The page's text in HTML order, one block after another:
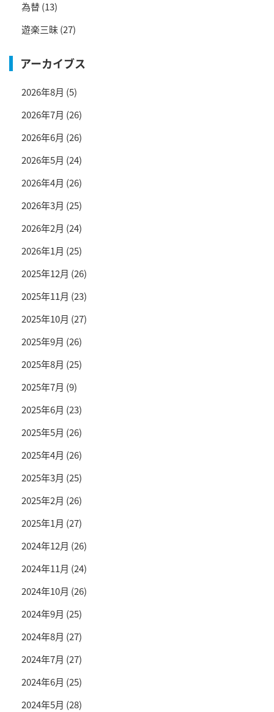
為替(13)
遊楽三昧(27)
アーカイブス
2026年8月 (5)
2026年7月 (26)
2026年6月 (26)
2026年5月 (24)
2026年4月 (26)
2026年3月 (25)
2026年2月 (24)
2026年1月 (25)
2025年12月 (26)
2025年11月 (23)
2025年10月 (27)
2025年9月 (26)
2025年8月 (25)
2025年7月 (9)
2025年6月 (23)
2025年5月 (26)
2025年4月 (26)
2025年3月 (25)
2025年2月 (26)
2025年1月 (27)
2024年12月 (26)
2024年11月 (24)
2024年10月 (26)
2024年9月 (25)
2024年8月 (27)
2024年7月 (27)
2024年6月 (25)
2024年5月 (28)